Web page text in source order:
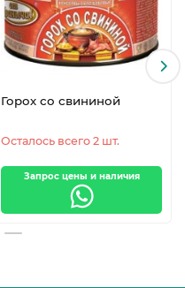
Горох со свининой
Осталось всего 2 шт.
Запрос цены и наличия